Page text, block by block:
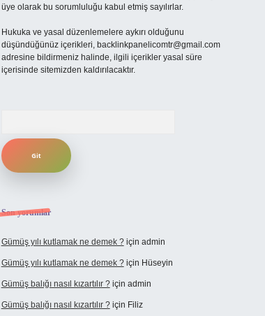
üye olarak bu sorumluluğu kabul etmiş sayılırlar.
Hukuka ve yasal düzenlemelere aykırı olduğunu
düşündüğünüz içerikleri, backlinkpanelicomtr@gmail.com
adresine bildirmeniz halinde, ilgili içerikler yasal süre
içerisinde sitemizden kaldırılacaktır.
Son yorumlar
Gümüş yılı kutlamak ne demek ?için admin
Gümüş yılı kutlamak ne demek ?için Hüseyin
Gümüş balığı nasıl kızartılır ?için admin
Gümüş balığı nasıl kızartılır ?için Filiz